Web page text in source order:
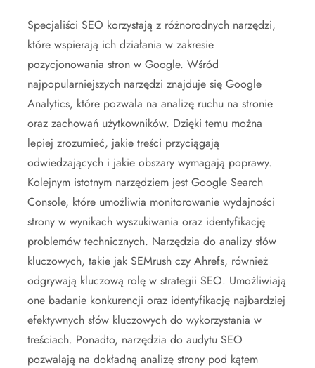
Specjaliści SEO korzystają z różnorodnych narzędzi,
które wspierają ich działania w zakresie
pozycjonowania stron w Google. Wśród
najpopularniejszych narzędzi znajduje się Google
Analytics, które pozwala na analizę ruchu na stronie
oraz zachowań użytkowników. Dzięki temu można
lepiej zrozumieć, jakie treści przyciągają
odwiedzających i jakie obszary wymagają poprawy.
Kolejnym istotnym narzędziem jest Google Search
Console, które umożliwia monitorowanie wydajności
strony w wynikach wyszukiwania oraz identyfikację
problemów technicznych. Narzędzia do analizy słów
kluczowych, takie jak SEMrush czy Ahrefs, również
odgrywają kluczową rolę w strategii SEO. Umożliwiają
one badanie konkurencji oraz identyfikację najbardziej
efektywnych słów kluczowych do wykorzystania w
treściach. Ponadto, narzędzia do audytu SEO
pozwalają na dokładną analizę strony pod kątem